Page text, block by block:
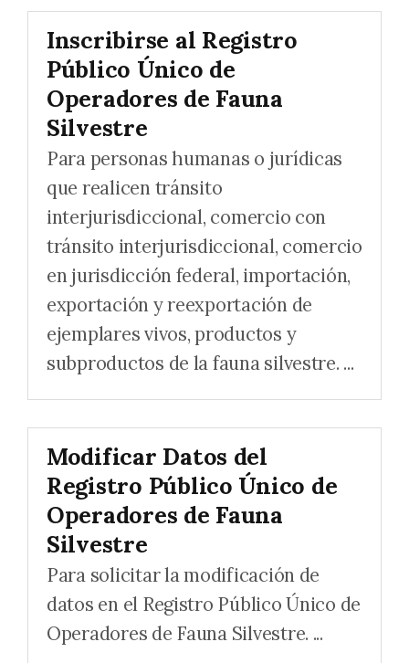
Inscribirse al Registro
Público Único de
Operadores de Fauna
Silvestre
Para personas humanas o jurídicas
que realicen tránsito
interjurisdiccional, comercio con
tránsito interjurisdiccional, comercio
en jurisdicción federal, importación,
exportación y reexportación de
ejemplares vivos, productos y
subproductos de la fauna silvestre. ...
Modificar Datos del
Registro Público Único de
Operadores de Fauna
Silvestre
Para solicitar la modificación de
datos en el Registro Público Único de
Operadores de Fauna Silvestre. ...